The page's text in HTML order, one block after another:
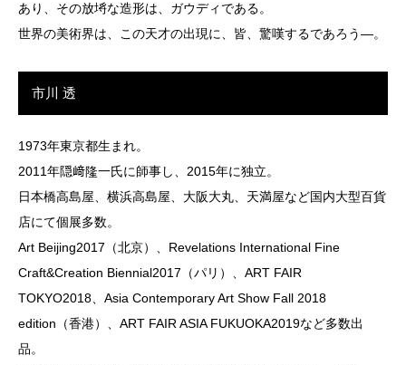
あり、その放埓な造形は、ガウディである。
世界の美術界は、この天才の出現に、皆、驚嘆するであろう―。
市川 透
1973年東京都生まれ。
2011年隠﨑隆一氏に師事し、2015年に独立。
日本橋高島屋、横浜高島屋、大阪大丸、天満屋など国内大型百貨
店にて個展多数。
Art Beijing2017（北京）、Revelations International Fine
Craft&Creation Biennial2017（パリ）、ART FAIR
TOKYO2018、Asia Contemporary Art Show Fall 2018
edition（香港）、ART FAIR ASIA FUKUOKA2019など多数出
品。